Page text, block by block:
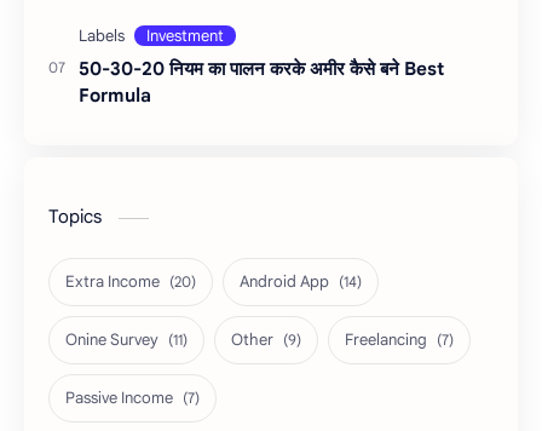
50-30-20 नियम का पालन करके अमीर कैसे बने Best
Formula
Topics
Extra Income Android App
Onine Survey Other Freelancing
Passive Income